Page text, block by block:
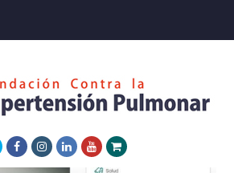
TwitterFacebookInstagram
LinkedInYoutube
Xing